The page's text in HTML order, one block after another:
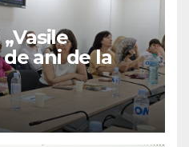
de ani de la